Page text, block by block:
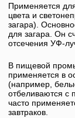
Применяется
цвета и
загара).
для загара. Он
отсечения УФ-
В пищевой
применяется в
(например,
отбеливаются с
часто
завтраков.